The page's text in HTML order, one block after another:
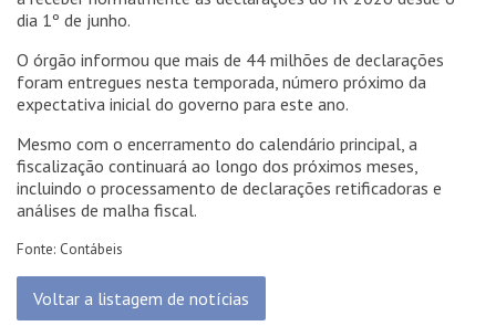
dia 1º de junho.
O órgão informou que mais de 44 milhões de declarações
foram entregues nesta temporada, número próximo da
expectativa inicial do governo para este ano.
Mesmo com o encerramento do calendário principal, a
fiscalização continuará ao longo dos próximos meses,
incluindo o processamento de declarações retificadoras e
análises de malha fiscal.
Fonte: Contábeis
Voltar a listagem de notícias